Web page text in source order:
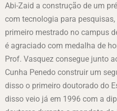
Abi-Zaid a construção de um
com tecnologia para
primeiro mestrado no campus
é agraciado com medalha de
Prof. Vasquez consegue junto
Cunha Penedo construir um
disso o primeiro doutorado do
disso veio já em 1996 com a